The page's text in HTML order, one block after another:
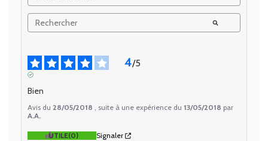
4/5
Bien
Avis du 28/05/2018 , suite à une expérience du 13/05/2018 par
A.A.
UTILE(0) Signaler